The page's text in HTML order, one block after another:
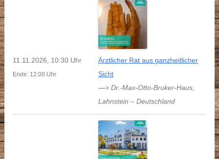
11.11.2026, 10:30 Uhr
Ende: 12:00 Uhr
Ärztlicher Rat aus ganzheitlicher
Sicht
—> Dr.-Max-Otto-Bruker-Haus,
Lahnstein –Deutschland